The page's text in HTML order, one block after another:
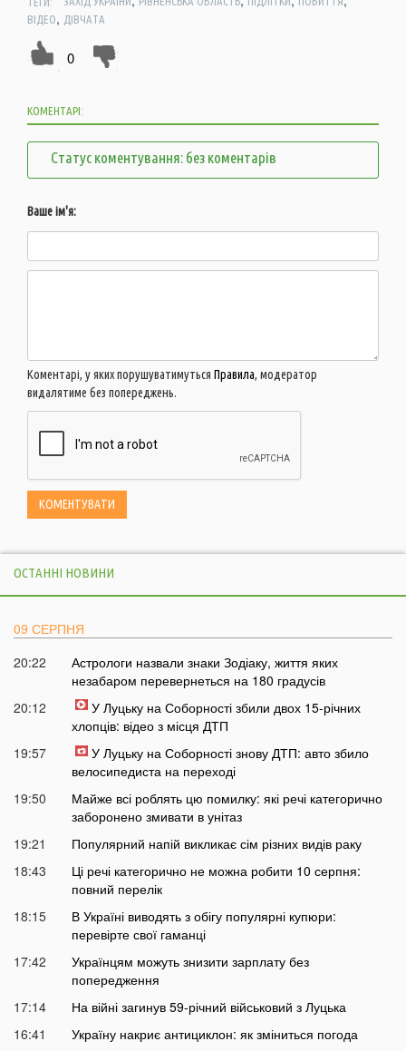
ВІДЕО, ДІВЧАТА
0
КОМЕНТАРІ:
Статус коментування: без коментарів
Ваше ім'я:
Коментарі, у яких порушуватимуться Правила, модератор
видалятиме без попереджень.
ОСТАННІ НОВИНИ
09 СЕРПНЯ
20:22
Астрологи назвали знаки Зодіаку, життя яких
незабаром перевернеться на 180 градусів
20:12
У Луцьку на Соборності збили двох 15-річних
хлопців: відео з місця ДТП
19:57
У Луцьку на Соборності знову ДТП: авто збило
велосипедиста на переході
19:50
Майже всі роблять цю помилку: які речі категорично
заборонено змивати в унітаз
19:21
Популярний напій викликає сім різних видів раку
18:43
Ці речі категорично не можна робити 10 серпня:
повний перелік
18:15
В Україні виводять з обігу популярні купюри:
перевірте свої гаманці
17:42
Українцям можуть знизити зарплату без
попередження
17:14
На війні загинув 59-річний військовий з Луцька
16:41
Україну накриє антициклон: як зміниться погода